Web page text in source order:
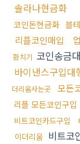
솔라나현금화
코인돈현금화 블
리플코인매입
환치기 코인송금
바이낸스구입대
더리움사는곳
모든
리플 모든코인구입
비트코인카드구입
이더리움 비트코